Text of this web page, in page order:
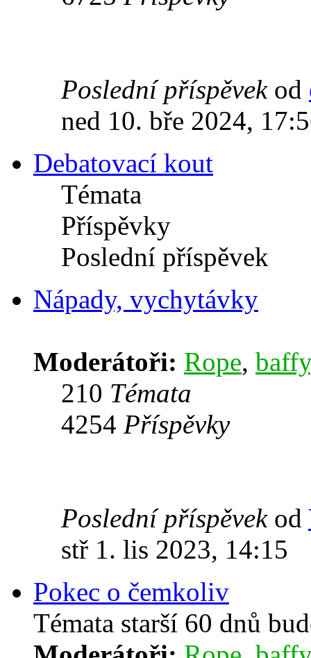
Poslední příspěvekod
ned 10. bře 2024,
Debatovací kout
Témata
Příspěvky
Poslední příspěvek
Nápady, vychytávky
Moderátoři: Rope, baffy
210 Témata
4254 Příspěvky
Poslední příspěvekod
stř 1. lis 2023, 14:15
Pokec o čemkoliv
Témata starší 60 dnů